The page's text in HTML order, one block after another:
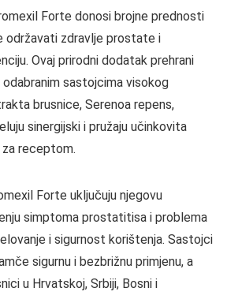
Forte donosi brojne prednosti
održavati zdravlje prostate i
Ovaj prirodni dodatak prehrani
sastojcima visokog
brusnice, Serenoa repens,
sinergijski i pružaju učinkovita
receptom.
Forte uključuju njegovu
simptoma prostatitisa i problema
i sigurnost korištenja. Sastojci
sigurnu i bezbrižnu primjenu, a
u Hrvatskoj, Srbiji, Bosni i